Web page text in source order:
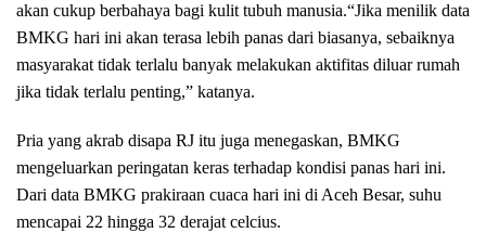
akan cukup berbahaya bagi kulit tubuh manusia.“Jika menilik data
BMKG hari ini akan terasa lebih panas dari biasanya, sebaiknya
masyarakat tidak terlalu banyak melakukan aktifitas diluar rumah
jika tidak terlalu penting,” katanya.
Pria yang akrab disapa RJ itu juga menegaskan, BMKG
mengeluarkan peringatan keras terhadap kondisi panas hari ini.
Dari data BMKG prakiraan cuaca hari ini di Aceh Besar, suhu
mencapai 22 hingga 32 derajat celcius.